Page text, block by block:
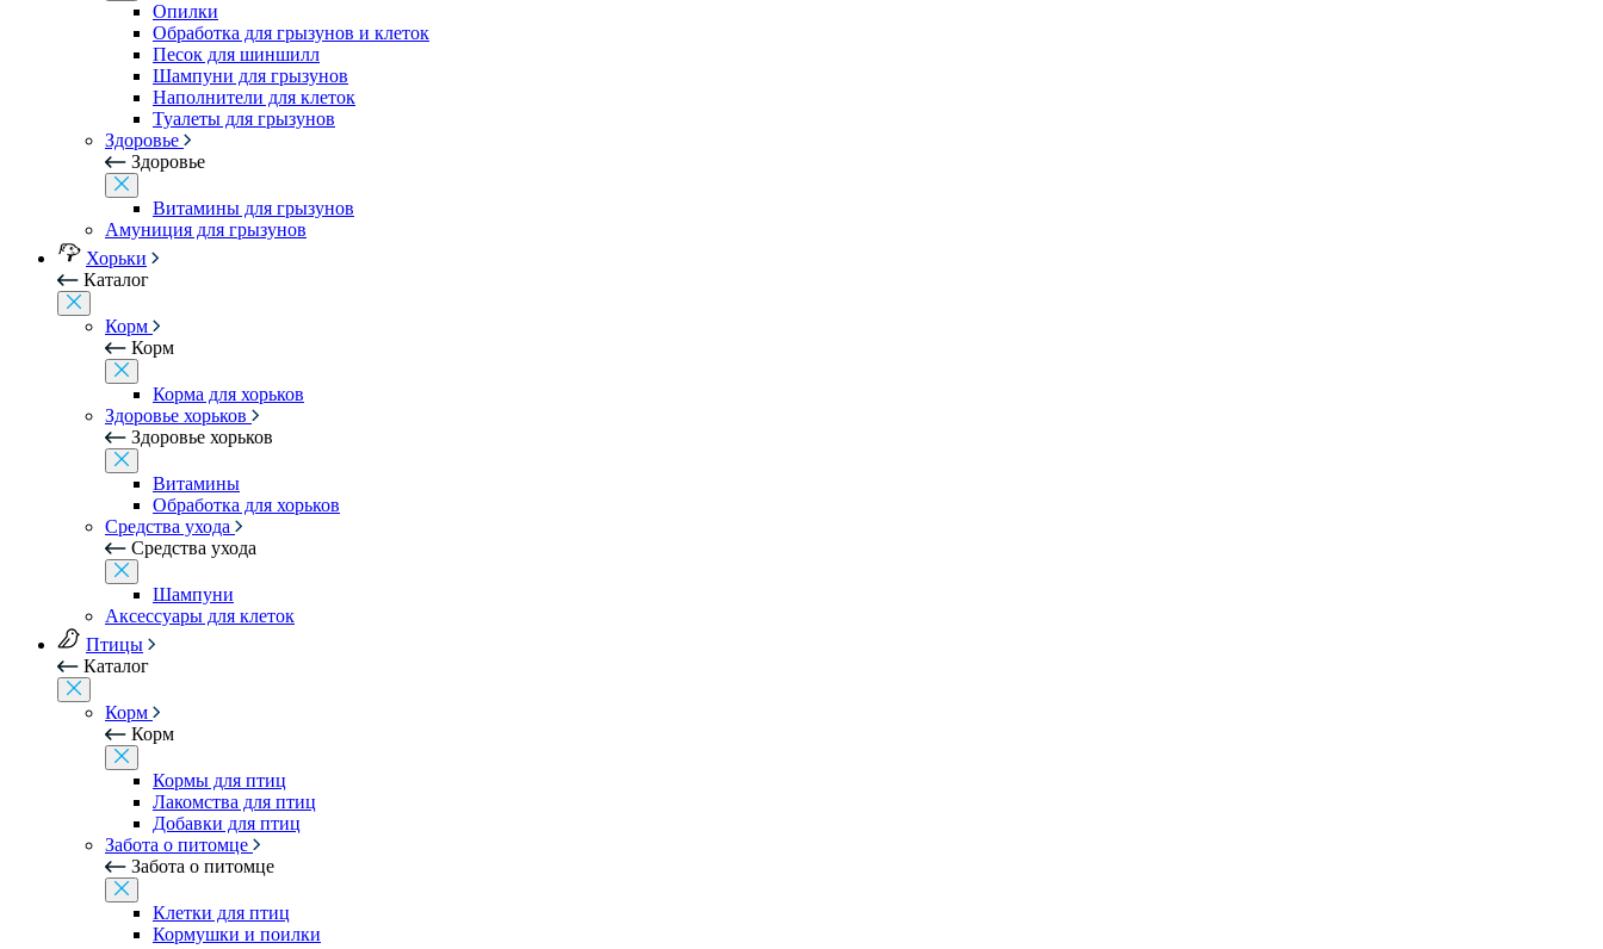
Опилки
Обработка для грызунов и клеток
Песок для шиншилл
Шампуни для грызунов
Наполнители для клеток
Туалеты для грызунов
Здоровье
Здоровье
Витамины для грызунов
Амуниция для грызунов
Хорьки
Каталог
Корм
Корм
Корма для хорьков
Здоровье хорьков
Здоровье хорьков
Витамины
Обработка для хорьков
Средства ухода
Средства ухода
Шампуни
Аксессуары для клеток
Птицы
Каталог
Корм
Корм
Кормы для птиц
Лакомства для птиц
Добавки для птиц
Забота о питомце
Забота о питомце
Клетки для птиц
Кормушки и поилки